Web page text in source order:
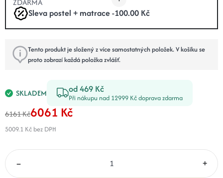
Sleva postel + matrace -100.00 Kč
Tento produkt je složený z více samostatných položek. V košíku se
proto zobrazí každá položka zvlášť.
SKLADEM od 469 Kč
Při nákupu nad 12999 Kč doprava zdarma
6161 Kč6061 Kč
5009.1 Kč bez DPH
– +